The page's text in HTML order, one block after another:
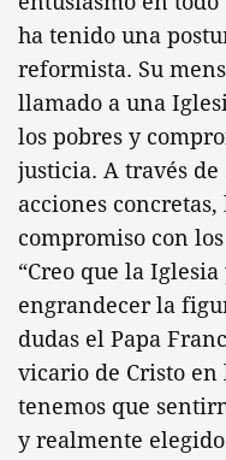
ha tenido una
reformista. Su
llamado a una
los pobres y
justicia. A través de
acciones
compromiso con
“Creo que la
engrandecer la
dudas el Papa
vicario de Cristo en
tenemos que
y realmente